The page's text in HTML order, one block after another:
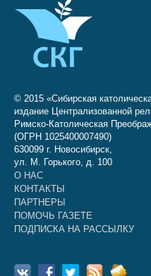
© 2015 «Сибирская
издание Централизованной
Римско-Католическая
(ОГРН 1025400007490)
630099 г. Новосибирск,
ул. М. Горького, д. 100
О НАС
КОНТАКТЫ
ПАРТНЕРЫ
ПОМОЧЬ ГАЗЕТЕ
ПОДПИСКА НА РАССЫЛКУ